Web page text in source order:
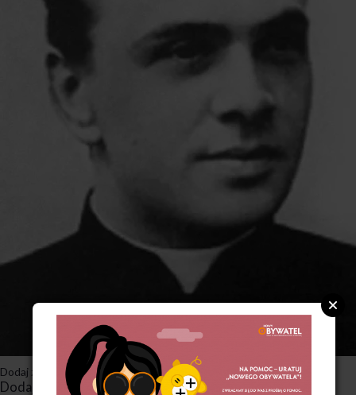
Dodaj zakładkę do bezpośredniego odnośnika
Dodaj komentarz